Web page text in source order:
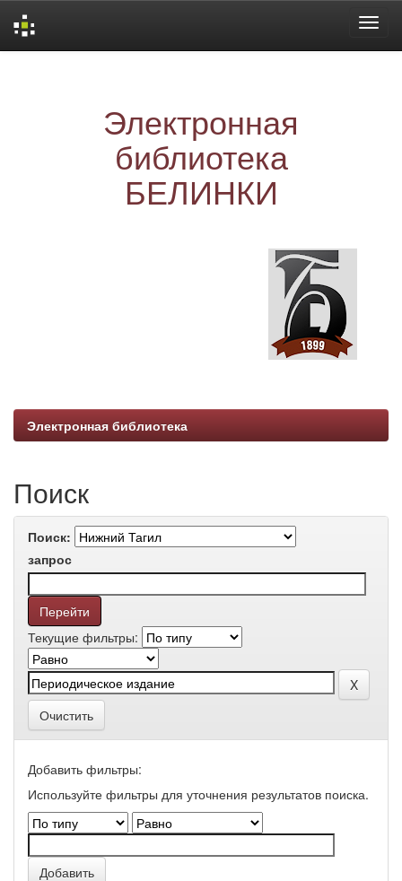
Электронная
библиотека
БЕЛИНКИ
Электронная библиотека
Поиск
Поиск:
запрос
Текущие фильтры:
Очистить
Добавить фильтры:
Используйте фильтры для уточнения результатов поиска.